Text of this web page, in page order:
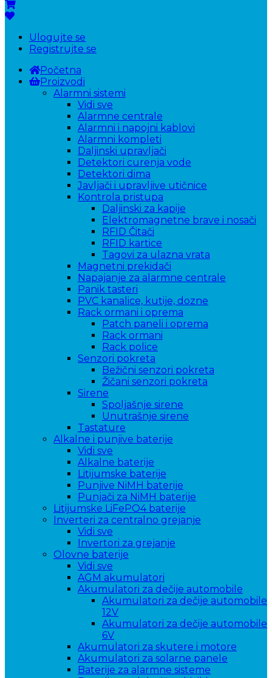
Ulogujte se
Registrujte se
Početna
Proizvodi
Alarmni sistemi
Vidi sve
Alarmne centrale
Alarmni i napojni kablovi
Alarmni kompleti
Daljinski upravljači
Detektori curenja vode
Detektori dima
Javljači i upravljive utičnice
Kontrola pristupa
Daljinski za kapije
Elektromagnetne brave i nosači
RFID Čitači
RFID kartice
Tagovi za ulazna vrata
Magnetni prekidači
Napajanje za alarmne centrale
Panik tasteri
PVC kanalice, kutije, dozne
Rack ormani i oprema
Patch paneli i oprema
Rack ormani
Rack police
Senzori pokreta
Bežični senzori pokreta
Žičani senzori pokreta
Sirene
Spoljašnje sirene
Unutrašnje sirene
Tastature
Alkalne i punjive baterije
Vidi sve
Alkalne baterije
Litijumske baterije
Punjive NiMH baterije
Punjači za NiMH baterije
Litijumske LiFePO4 baterije
Inverteri za centralno grejanje
Vidi sve
Invertori za grejanje
Olovne baterije
Vidi sve
AGM akumulatori
Akumulatori za dečije automobile
Akumulatori za dečije automobile
12V
Akumulatori za dečije automobile
6V
Akumulatori za skutere i motore
Akumulatori za solarne panele
Baterije za alarmne sisteme